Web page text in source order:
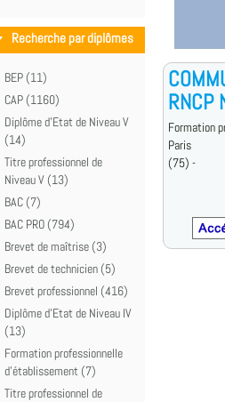
Recherche par diplômes
BEP (11)
CAP (1160)
Diplôme d'Etat de Niveau V
(14)
Titre professionnel de
Niveau V (13)
BAC (7)
BAC PRO (794)
Brevet de maîtrise (3)
Brevet de technicien (5)
Brevet professionnel (416)
Diplôme d'Etat de Niveau IV
(13)
Formation professionnelle
d'établissement (7)
Titre professionnel de
RNCP
Formation
Paris
(75) -